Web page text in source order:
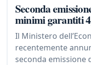
Seconda
minimi garantiti
Il Ministero
recentemente
seconda emissione